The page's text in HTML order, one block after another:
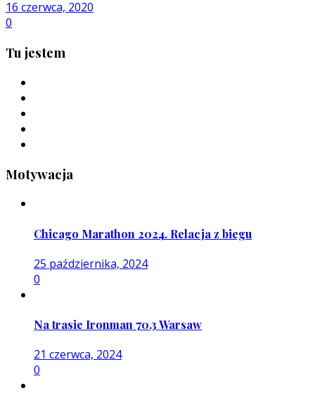
16 czerwca, 2020
0
Tu jestem
Motywacja
Chicago Marathon 2024. Relacja z biegu
25 października, 2024
0
Na trasie Ironman 70.3 Warsaw
21 czerwca, 2024
0